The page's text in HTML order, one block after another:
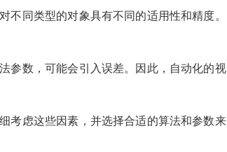
不同类型的对象具有不同的适用性和精度。
参数，可能会引入误差。因此，自动化的视
考虑这些因素，并选择合适的算法和参数来